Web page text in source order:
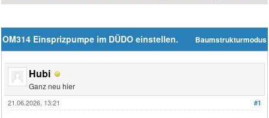
Baumstrukturmodus
OM314 Einsprizpumpe im DÜDO einstellen.
Hubi
Ganz neu hier
#1
21.06.2026, 13:21